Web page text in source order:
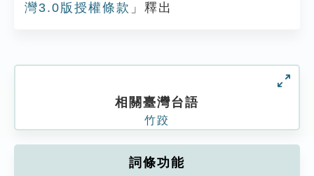
灣3.0版授權條款 」釋出
相關臺灣台語
竹跤
詞條功能